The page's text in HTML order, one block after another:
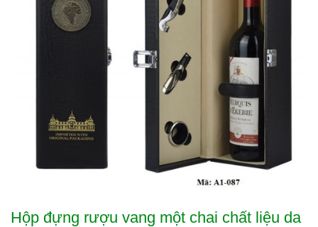
Hộp đựng rượu vang một chai chất liệu da